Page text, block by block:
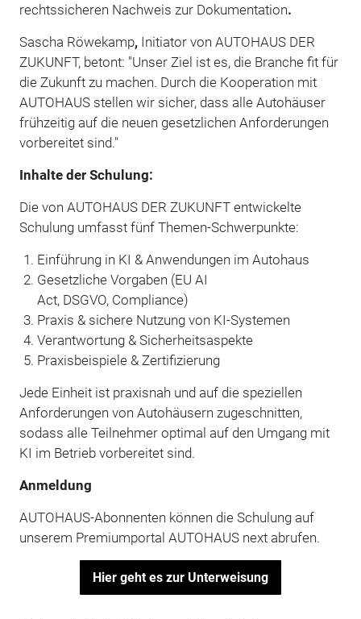
rechtssicheren Nachweis zur Dokumentation.
Sascha Röwekamp,Initiator von AUTOHAUS DER
ZUKUNFT, betont: "Unser Ziel ist es, die Branche fit für
die Zukunft zu machen. Durch die Kooperation mit
AUTOHAUS stellen wir sicher, dass alle Autohäuser
frühzeitig auf die neuen gesetzlichen Anforderungen
vorbereitet sind."
Inhalte der Schulung:
Die von AUTOHAUS DER ZUKUNFT entwickelte
Schulung umfasst fünf Themen-Schwerpunkte:
Einführung in KI & Anwendungen im Autohaus
Gesetzliche Vorgaben (EU AI
Act, DSGVO, Compliance)
Praxis & sichere Nutzung von KI-Systemen
Verantwortung & Sicherheitsaspekte
Praxisbeispiele & Zertifizierung
Jede Einheit ist praxisnah und auf die speziellen
Anforderungen von Autohäusern zugeschnitten,
sodass alle Teilnehmer optimal auf den Umgang mit
KI im Betrieb vorbereitet sind.
Anmeldung
AUTOHAUS-Abonnenten können die Schulung auf
unserem Premiumportal AUTOHAUS next abrufen.
Hier geht es zur Unterweisung